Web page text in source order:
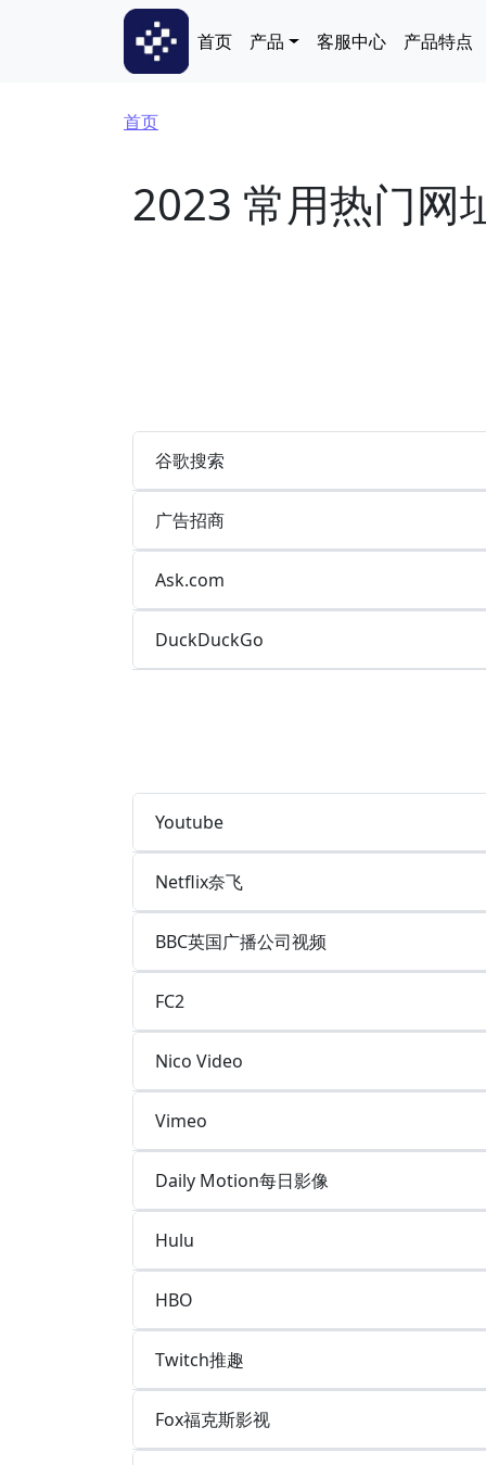
Main navigation
首页 产品 客服中心 产品特点
面包屑
首页
2023 常用热门网
谷歌搜索
广告招商
Ask.com
DuckDuckGo
Youtube
Netflix奈飞
BBC英国广播公司视频
FC2
Nico Video
Vimeo
Daily Motion每日影像
Hulu
HBO
Twitch推趣
Fox福克斯影视